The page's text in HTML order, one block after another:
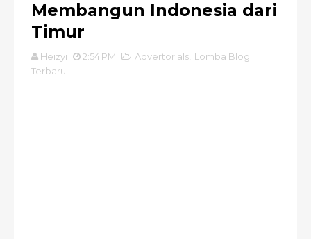
Membangun Indonesia dari
Timur
Heizyi 2:54 PM Advertorials Lomba Blog
Terbaru